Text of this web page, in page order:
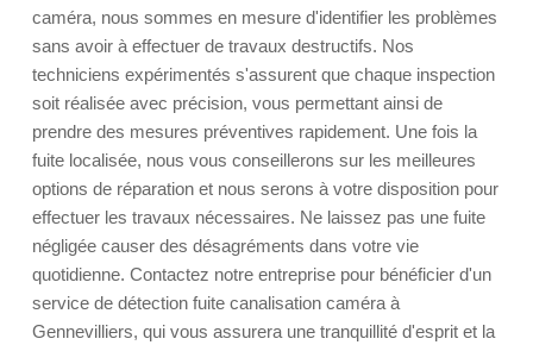
caméra, nous sommes en mesure d'identifier les problèmes
sans avoir à effectuer de travaux destructifs. Nos
techniciens expérimentés s'assurent que chaque inspection
soit réalisée avec précision, vous permettant ainsi de
prendre des mesures préventives rapidement. Une fois la
fuite localisée, nous vous conseillerons sur les meilleures
options de réparation et nous serons à votre disposition pour
effectuer les travaux nécessaires. Ne laissez pas une fuite
négligée causer des désagréments dans votre vie
quotidienne. Contactez notre entreprise pour bénéficier d'un
service de détection fuite canalisation caméra à
Gennevilliers, qui vous assurera une tranquillité d'esprit et la